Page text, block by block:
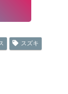
スズキ